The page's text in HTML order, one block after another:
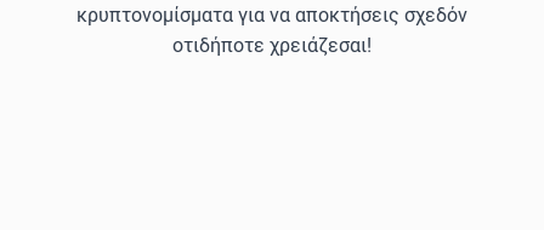
κρυπτονομίσματα για να αποκτήσεις σχεδόν
οτιδήποτε χρειάζεσαι!